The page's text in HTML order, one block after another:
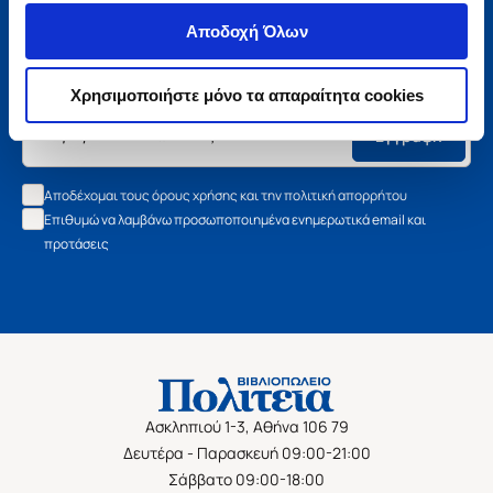
Αποδοχή Όλων
Χρησιμοποιήστε μόνο τα απαραίτητα cookies
Μάθετε τα νέα της Πολιτείας
Εγγραφείτε στο newsletter μας και μάθετε πρώτοι όλα τα
νέα βιβλία, τις εξαιρετικές τιμές και τις εκδηλώσεις μας.
Εγγραφή
Αποδέχομαι τους όρους χρήσης και την πολιτική απορρήτου
Επιθυμώ να λαμβάνω προσωποποιημένα ενημερωτικά email και
προτάσεις
Ασκληπιού 1-3, Αθήνα 106 79
Δευτέρα - Παρασκευή 09:00-21:00
Σάββατο 09:00-18:00